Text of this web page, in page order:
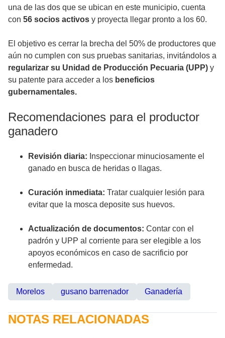
una de las dos que se ubican en este municipio, cuenta
con 56 socios activos y proyecta llegar pronto a los 60.
El objetivo es cerrar la brecha del 50% de productores que
aún no cumplen con sus pruebas sanitarias, invitándolos a
regularizar su Unidad de Producción Pecuaria (UPP) y
su patente para acceder a los beneficios
gubernamentales.
Recomendaciones para el productor
ganadero
Revisión diaria: Inspeccionar minuciosamente el
ganado en busca de heridas o llagas.
Curación inmediata: Tratar cualquier lesión para
evitar que la mosca deposite sus huevos.
Actualización de documentos: Contar con el
padrón y UPP al corriente para ser elegible a los
apoyos económicos en caso de sacrificio por
enfermedad.
Morelos gusano barrenador Ganadería
NOTAS RELACIONADAS